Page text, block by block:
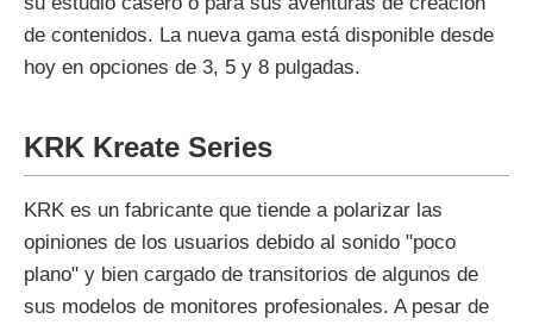
de contenidos. La nueva gama está disponible desde
hoy en opciones de 3, 5 y 8 pulgadas.
KRK Kreate Series
KRK es un fabricante que tiende a polarizar las
opiniones de los usuarios debido al sonido "poco
plano" y bien cargado de transitorios de algunos de
sus modelos de monitores profesionales. A pesar de